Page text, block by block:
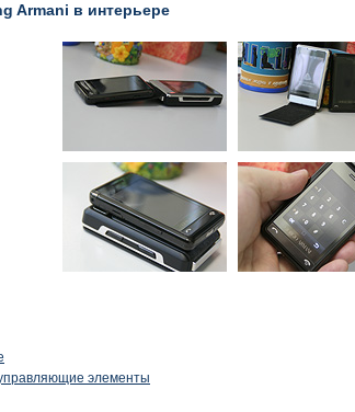
Armani в интерьере
элементы